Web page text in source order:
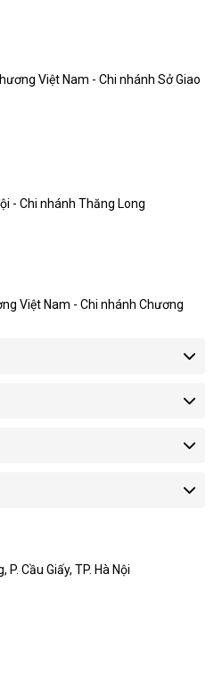
Việt Nam - Chi nhánh Sở Giao
- Chi nhánh Thăng Long
Việt Nam - Chi nhánh Chương
Cầu Giấy, TP. Hà Nội